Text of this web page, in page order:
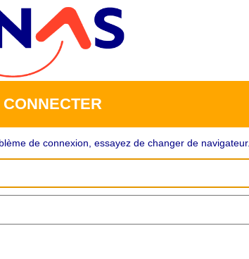
CONNECTER
de connexion, essayez de changer de navigateur.